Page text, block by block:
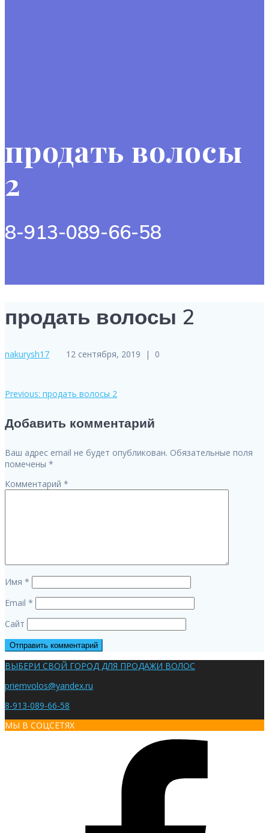
продать волосы
2
8-913-089-66-58
продать волосы 2
nakurysh17 12 сентября, 2019 | 0
Навигация
по
записям
Previous: Previous
продать волосы 2
Добавить комментарий
Ваш адрес email не будет опубликован. Обязательные поля
помечены *
Комментарий *
Имя *
Email *
Сайт
ВЫБЕРИ СВОЙ ГОРОД ДЛЯ ПРОДАЖИ ВОЛОС
priemvolos@yandex.ru
8-913-089-66-58
МЫ В СОЦСЕТЯХ